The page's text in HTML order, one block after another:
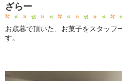
ざらー
お歳暮で頂いた、お菓子をスタッフ
す。